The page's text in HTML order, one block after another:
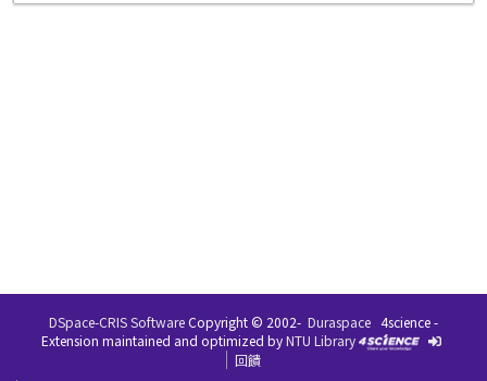
DSpace-CRIS SoftwareCopyright © 2002- Duraspace 4science -
Extension maintained and optimized byNTU Library
回饋